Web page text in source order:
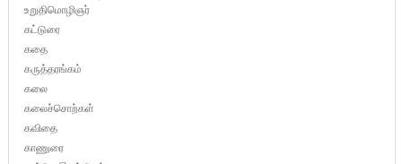
உறுதிமொழிஞர்
கட்டுரை
கதை
கருத்தரங்கம்
கலை
கலைச்சொற்கள்
கவிதை
காணுரை